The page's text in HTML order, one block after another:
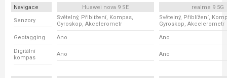
Navigace Huawei nova 9 SE
realme 9 5G
Senzory
Světelný, Přiblížení, Kompas,
Gyroskop, Akcelerometr
Světelný, Přiblížení,
Gyroskop, Akcelerometr
Geotagging Ano Ano
Digitální
kompas
Ano Ano